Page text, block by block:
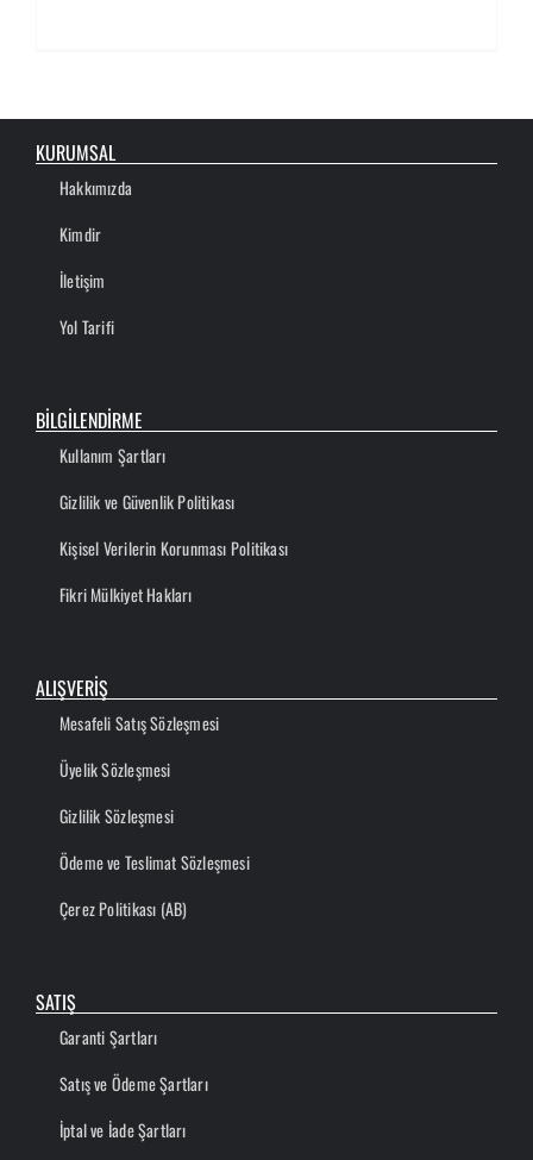
KURUMSAL
Hakkımızda
Kimdir
İletişim
Yol Tarifi
BİLGİLENDİRME
Kullanım Şartları
Gizlilik ve Güvenlik Politikası
Kişisel Verilerin Korunması Politikası
Fikri Mülkiyet Hakları
ALIŞVERİŞ
Mesafeli Satış Sözleşmesi
Üyelik Sözleşmesi
Gizlilik Sözleşmesi
Ödeme ve Teslimat Sözleşmesi
Çerez Politikası (AB)
SATIŞ
Garanti Şartları
Satış ve Ödeme Şartları
İptal ve İade Şartları